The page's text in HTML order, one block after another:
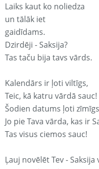
Laiks kaut ko noliedza
un tālāk iet
gaidīdams.
Dzirdēji - Saksija?
Tas taču bija tavs vārds.
Kalendārs ir ļoti viltīgs,
Teic, kā katru vārdā sauc!
Šodien datums ļoti
Jo pie Tava vārda, kas ir
Tas visus ciemos sauc!
Ļauj novēlēt Tev -